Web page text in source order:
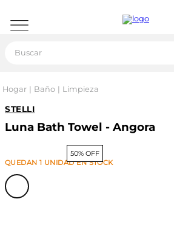
Hogar Baño Limpieza
STELLI
Luna Bath Towel - Angora
50% OFF
QUEDAN1 UNIDADEN STOCK